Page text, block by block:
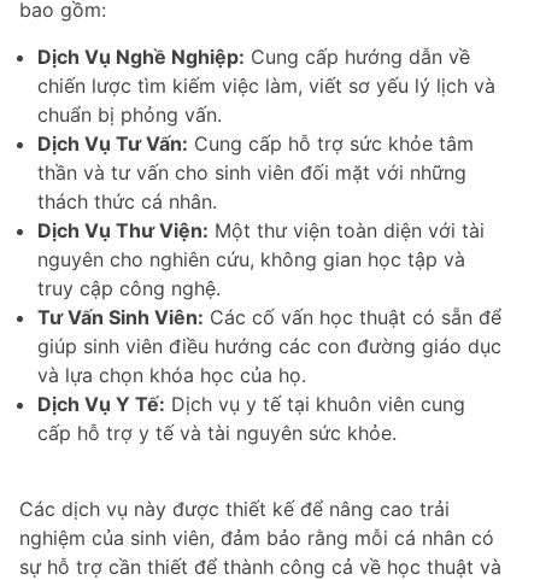
bao gồm:
Dịch Vụ Nghề Nghiệp: Cung cấp hướng dẫn về
chiến lược tìm kiếm việc làm, viết sơ yếu lý lịch và
chuẩn bị phỏng vấn.
Dịch Vụ Tư Vấn: Cung cấp hỗ trợ sức khỏe tâm
thần và tư vấn cho sinh viên đối mặt với những
thách thức cá nhân.
Dịch Vụ Thư Viện: Một thư viện toàn diện với tài
nguyên cho nghiên cứu, không gian học tập và
truy cập công nghệ.
Tư Vấn Sinh Viên: Các cố vấn học thuật có sẵn để
giúp sinh viên điều hướng các con đường giáo dục
và lựa chọn khóa học của họ.
Dịch Vụ Y Tế: Dịch vụ y tế tại khuôn viên cung
cấp hỗ trợ y tế và tài nguyên sức khỏe.
Các dịch vụ này được thiết kế để nâng cao trải
nghiệm của sinh viên, đảm bảo rằng mỗi cá nhân có
sự hỗ trợ cần thiết để thành công cả về học thuật và